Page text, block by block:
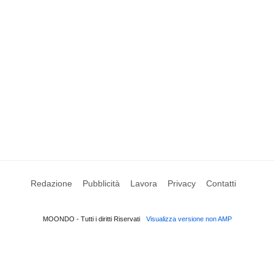
Redazione Pubblicità Lavora Privacy Contatti
MOONDO - Tutti i diritti Riservati Visualizza versione non AMP